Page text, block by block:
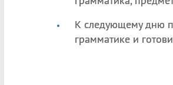
К следующему дню
грамматике и